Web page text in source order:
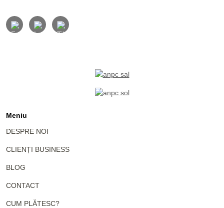
Meniu
DESPRE NOI
CLIENȚI BUSINESS
BLOG
CONTACT
CUM PLĂTESC?